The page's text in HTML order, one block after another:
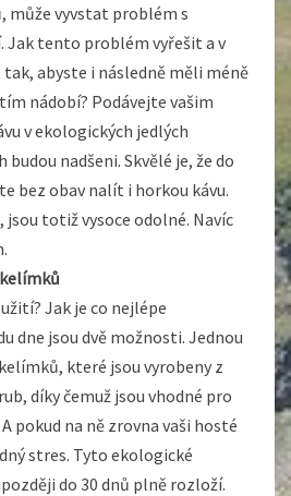
může vyvstat problém s
Jak tento problém vyřešit a v
abyste i následně měli méně
nádobí? Podávejte vašim
v ekologických jedlých
budou nadšeni. Skvělé je, že do
bez obav nalít i horkou kávu.
jsou totiž vysoce odolné. Navíc
Jak je co nejlépe
dne jsou dvě možnosti. Jednou
které jsou vyrobeny z
díky čemuž jsou vhodné pro
pokud na ně zrovna vaši hosté
stres. Tyto ekologické
do 30 dnů plně rozloží.